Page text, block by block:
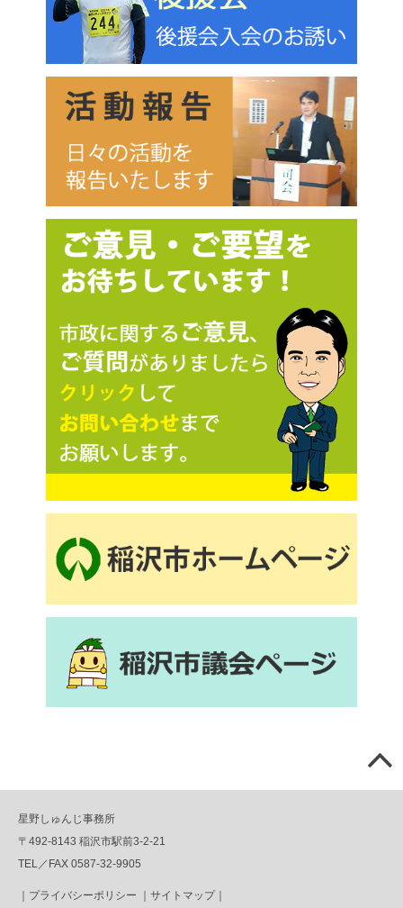
星野しゅんじ事務所
〒492-8143 稲沢市駅前3-2-21
TEL／FAX 0587-32-9905
プライバシーポリシー サイトマップ｜